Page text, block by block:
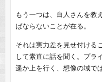
もう一つは、白人さんを教
ばならないことが在る。
それは実力差を見せ付ける
して素直に話を聞く。プラ
遥か上を行く、想像の域で